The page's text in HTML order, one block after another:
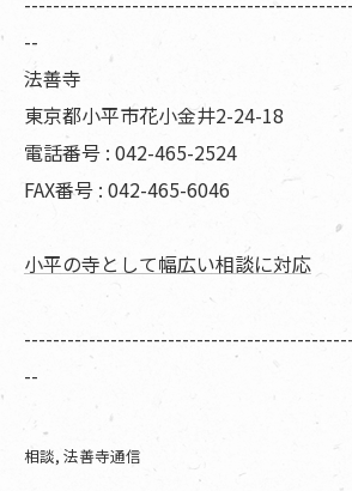
--
法善寺
東京都小平市花小金井2-24-18
電話番号 : 042-465-2524
FAX番号 : 042-465-6046
小平の寺として幅広い相談に対応
--
相談 法善寺通信